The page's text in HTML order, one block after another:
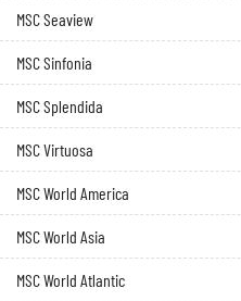
MSC Seaview
MSC Sinfonia
MSC Splendida
MSC Virtuosa
MSC World America
MSC World Asia
MSC World Atlantic